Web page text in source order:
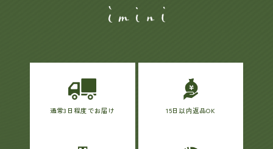
通常3日程度でお届け 15日以内返品OK